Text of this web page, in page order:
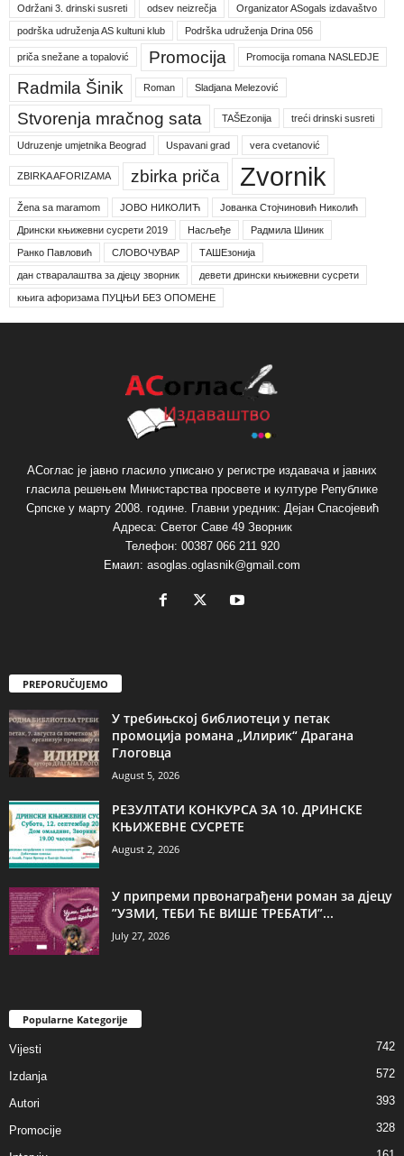
Održani 3. drinski susreti odsev neizrečja Organizator ASogals izdavaštvo
podrška udruženja AS kultuni klub Podrška udruženja Drina 056
priča snežane a topalović Promocija Promocija romana NASLEDJE
Radmila Šinik Roman Sladjana Melezović
Stvorenja mračnog sata TAŠEzonija treći drinski susreti
Udruzenje umjetnika Beograd Uspavani grad vera cvetanović
ZBIRKA AFORIZAMA zbirka priča Zvornik
Žena sa maramom ЈОВО НИКОЛИЋ Јованка Стојчиновић Николић
Дрински књижевни сусрети 2019 Насљеђе Радмила Шиник
Ранко Павловић СЛОВОЧУВАР ТАШЕзонија
дан стваралаштва за дјецу зворник девети дрински књижевни сусрети
књига афоризама ПУЦЊИ БЕЗ ОПОМЕНЕ
АСоглас је јавно гласило уписано у регистре издавача и јавних
гласила решењем Министарства просвете и културе Републике
Српске у марту 2008. године. Главни уредник: Дејан Спасојевић
Адреса: Светог Саве 49 Зворник
Телефон: 00387 066 211 920
Емаил: asoglas.oglasnik@gmail.com
PREPORUČUJEMO
У требињској библиотеци у петак
промоција романа „Илирик“ Драгана
Глоговца
August 5, 2026
РЕЗУЛТАТИ КОНКУРСА ЗА 10. ДРИНСКЕ
КЊИЖЕВНЕ СУСРЕТЕ
August 2, 2026
У припреми првонаграђени роман за дјецу
”УЗМИ, ТЕБИ ЋЕ ВИШЕ ТРЕБАТИ”...
July 27, 2026
Popularne Kategorije
Vijesti 742
Izdanja 572
Autori 393
Promocije 328